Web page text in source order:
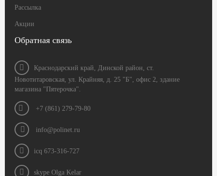
Рассылка
Акции
Обратная связь
Краснодарский край, Динской район, ст.
Новотитаровская, ул. Крайняя, д. 25 "Б", офис 2, здание
магазина "Пятерочка".
+7 (861) 279-79-80
info@polinet.ru
icq 673-316-727
skype Olga Kelar